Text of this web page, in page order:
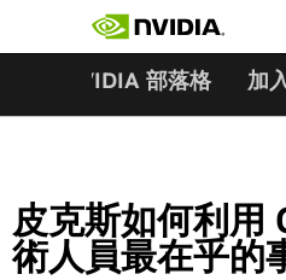
NVIDIA 部落格 加
皮克斯如何利用
術人員最在乎的